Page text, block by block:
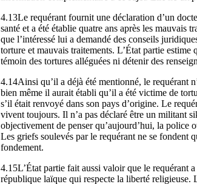
4.13Le requérant fournit une déclaration d’un
santé et a été établie quatre ans après les mauvais
que l’intéressé lui a demandé des conseils
torture et mauvais traitements. L’État partie estime
témoin des tortures alléguées ni détenir des
4.14Ainsi qu’il a déjà été mentionné, le requérant
bien même il aurait établi qu’il a été victime de
s’il était renvoyé dans son pays d’origine. Le
vivent toujours. Il n’a pas déclaré être un militant
objectivement de penser qu’aujourd’hui, la police
Les griefs soulevés par le requérant ne se fondent
fondement.
4.15L’État partie fait aussi valoir que le requérant
république laïque qui respecte la liberté religieuse.